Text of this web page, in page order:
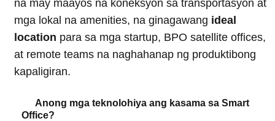
na may maayos na koneksyon sa transportasyon at
mga lokal na amenities, na ginagawang ideal
location para sa mga startup, BPO satellite offices,
at remote teams na naghahanap ng produktibong
kapaligiran.
Anong mga teknolohiya ang kasama sa Smart
Office?